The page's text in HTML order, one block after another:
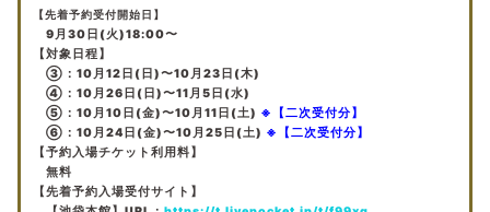
【先着予約受付開始日】
9月30日(火)18:00〜
【対象日程】
③：10月12日(日)〜10月23日(木)
④：10月26日(日)〜11月5日(水)
⑤：10月10日(金)〜10月11日(土) ※【二次受付分】
⑥： 10月24日(金)〜10月25日(土) ※【二次受付分】
【予約入場チケット利用料】
無料
【先着予約入場受付サイト】